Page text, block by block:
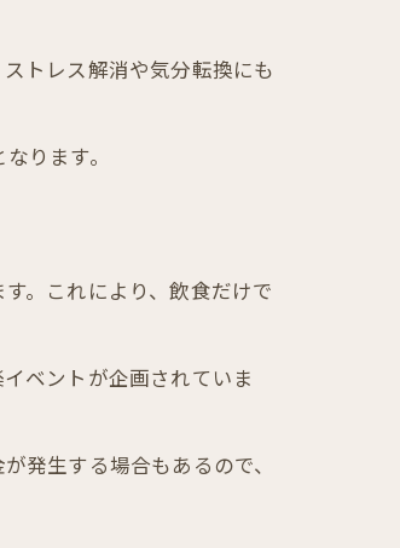
トレス解消や気分転換にも
ります。
。これにより、飲食だけで
ベントが企画されていま
発生する場合もあるので、